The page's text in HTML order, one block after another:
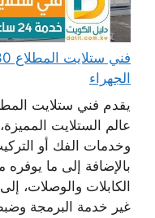
الجهراء
يقدم فني ستلايت
عالم الستلايت
وخدمات الفك أو
بالإضافة إلى ما
الكابلات والوصلات،
غير خدمة البرمجة